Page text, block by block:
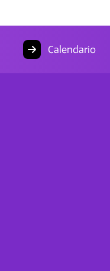
Calendario